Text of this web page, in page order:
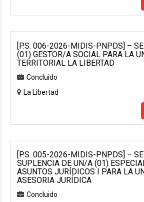
[P.S. 006-2026-MIDIS-PNPDS] –
(01) GESTOR/A SOCIAL PARA LA
TERRITORIAL LA LIBERTAD
Concluido
La Libertad
[P.S. 005-2026-MIDIS-PNPDS] –
SUPLENCIA DE UN/A (01)
ASUNTOS JURÍDICOS I PARA LA
ASESORIA JURÍDICA
Concluido